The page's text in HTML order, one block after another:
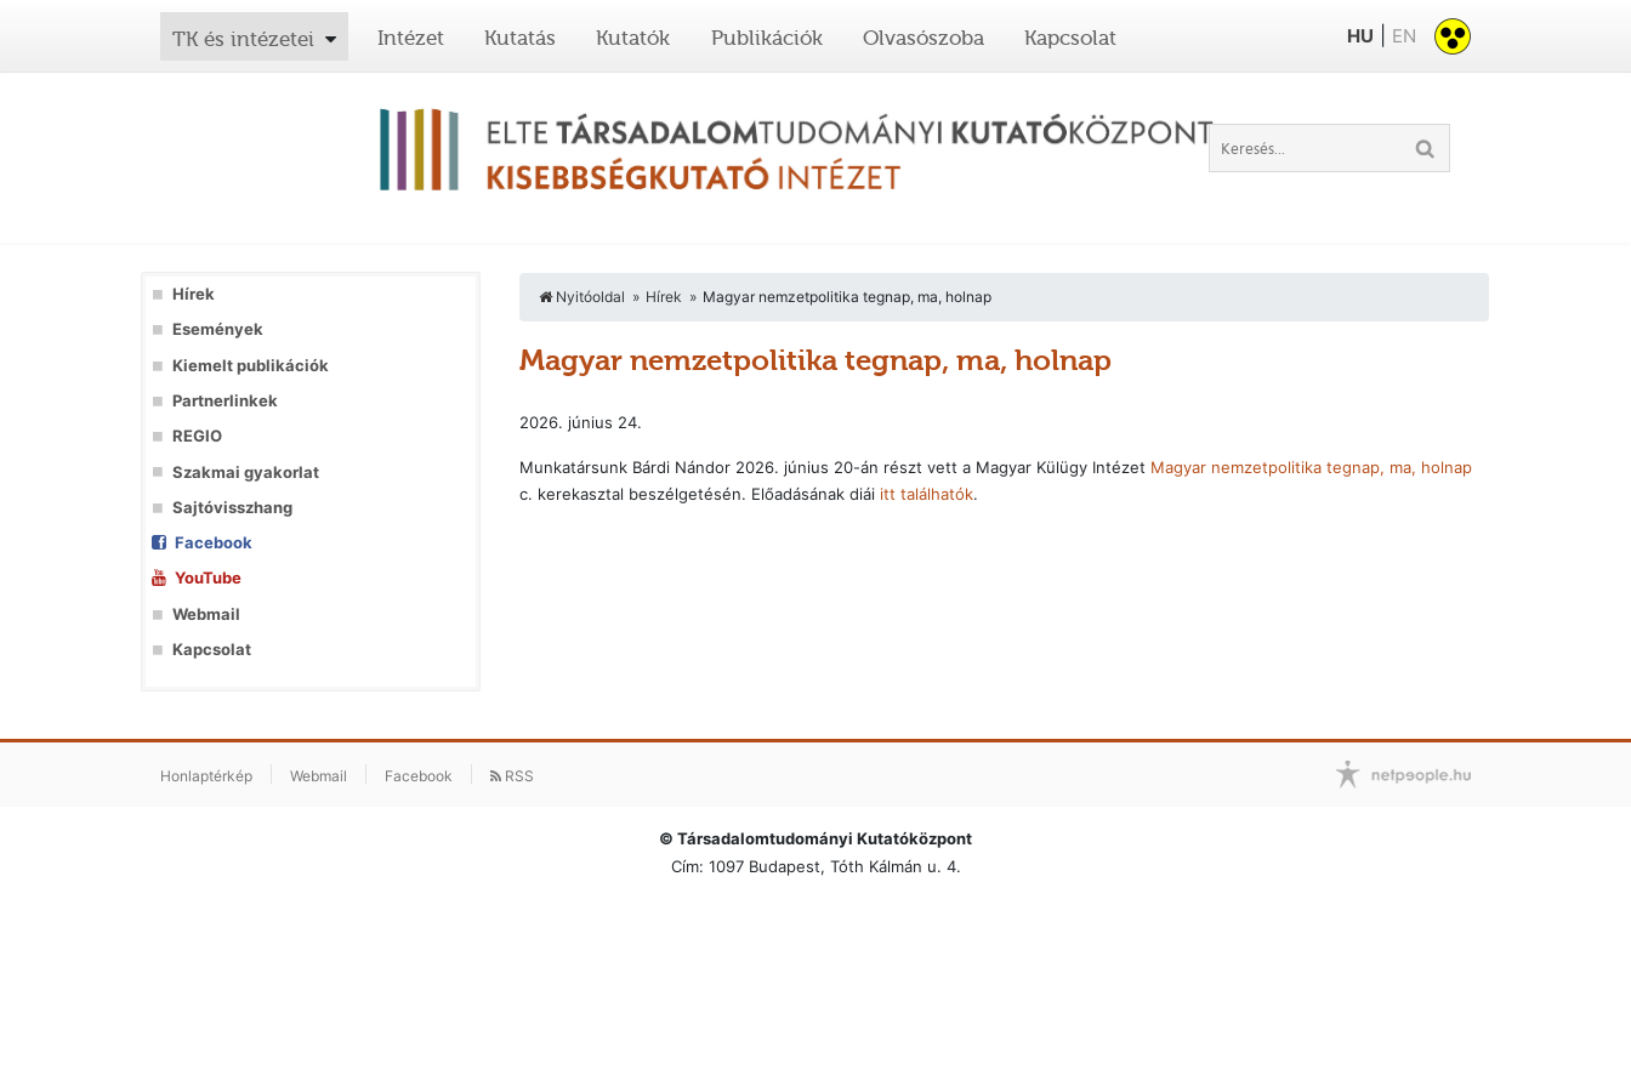
TK és intézetei Intézet Kutatás Kutatók Publikációk Olvasószoba Kapcsolat HU EN
Hírek
Események
Kiemelt publikációk
Partnerlinkek
REGIO
Szakmai gyakorlat
Sajtóvisszhang
Facebook
YouTube
Webmail
Kapcsolat
Nyitóoldal Hírek Magyar nemzetpolitika tegnap, ma, holnap
Magyar nemzetpolitika tegnap, ma, holnap
2026. június 24.
Munkatársunk Bárdi Nándor 2026. június 20-án részt vett a Magyar Külügy Intézet Magyar nemzetpolitika tegnap, ma, holnap
c. kerekasztal beszélgetésén. Előadásának diái itt találhatók.
Honlaptérkép Webmail Facebook RSS
© Társadalomtudományi Kutatóközpont
Cím: 1097 Budapest, Tóth Kálmán u. 4.